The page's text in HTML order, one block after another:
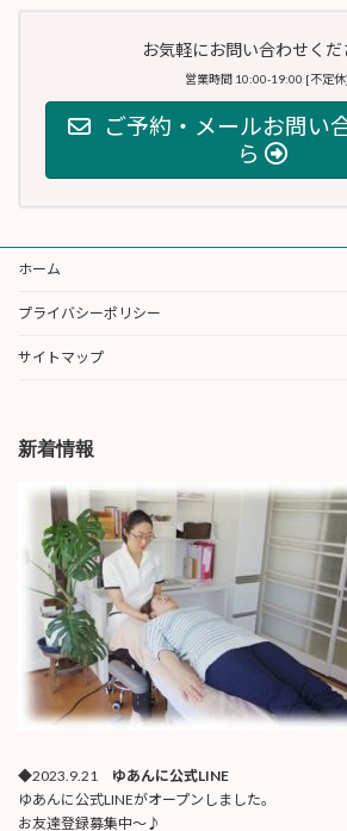
お気軽にお問い合わせくだ
営業時間 10:00-19:00 [不定休]
ご予約・メールお問い
ら
ホーム
プライバシーポリシー
サイトマップ
新着情報
◆2023.9.21 ゆあんに公式LINE
ゆあんに公式LINEがオープンしました。
お友達登録募集中〜♪